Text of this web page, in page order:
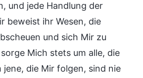
und jede Handlung der
beweist ihr Wesen, die
und sich Mir zu
Mich stets um alle, die
die Mir folgen, sind nie